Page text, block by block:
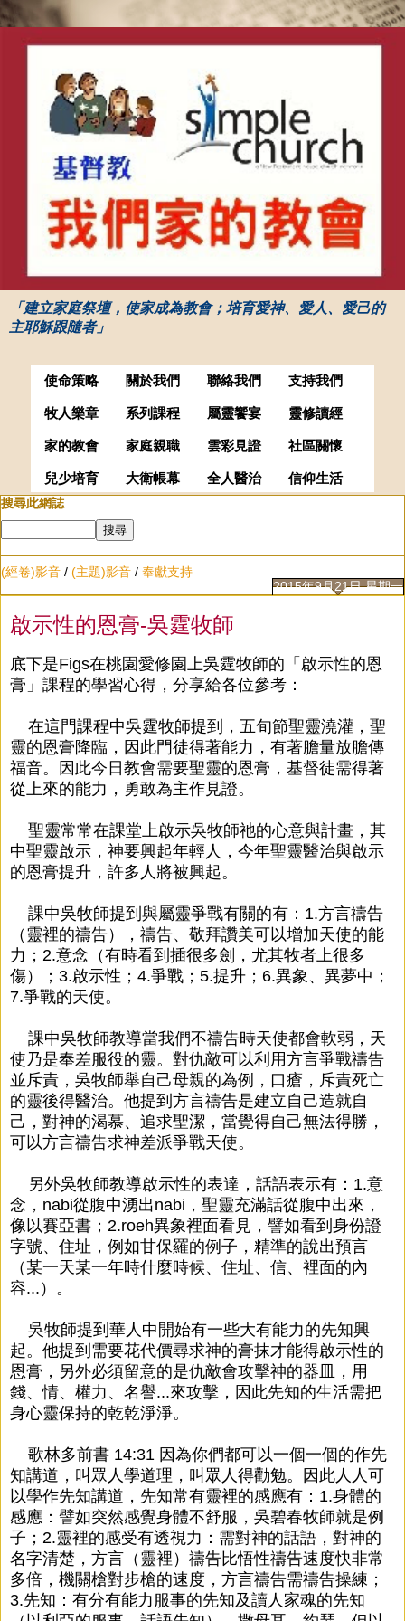
「建立家庭祭壇，使家成為教會；培育愛神、愛人、愛己的
主耶穌跟隨者」
使命策略 關於我們 聯絡我們 支持我們
牧人樂章 系列課程 屬靈饗宴 靈修讀經
家的教會 家庭親職 雲彩見證 社區關懷
兒少培育 大衛帳幕 全人醫治
信仰生活
搜尋此網誌
(經卷)影音 / (主題)影音 / 奉獻支持
2015年9月21日 星期一
啟示性的恩膏-吳霆牧師
底下是Figs在桃園愛修園上吳霆牧師的「啟示性的恩
膏」課程的學習心得，分享給各位參考：
在這門課程中吳霆牧師提到，五旬節聖靈澆灌，聖
靈的恩膏降臨，因此門徒得著能力，有著膽量放膽傳
福音。因此今日教會需要聖靈的恩膏，基督徒需得著
從上來的能力，勇敢為主作見證。
聖靈常常在課堂上啟示吳牧師祂的心意與計畫，其
中聖靈啟示，神要興起年輕人，今年聖靈醫治與啟示
的恩膏提升，許多人將被興起。
課中吳牧師提到與屬靈爭戰有關的有：1.方言禱告
（靈裡的禱告），禱告、敬拜讚美可以增加天使的能
力；2.意念（有時看到插很多劍，尤其牧者上很多
傷）；3.啟示性；4.爭戰；5.提升；6.異象、異夢中；
7.爭戰的天使。
課中吳牧師教導當我們不禱告時天使都會軟弱，天
使乃是奉差服役的靈。對仇敵可以利用方言爭戰禱告
並斥責，吳牧師舉自己母親的為例，口瘡，斥責死亡
的靈後得醫治。他提到方言禱告是建立自己造就自
己，對神的渴慕、追求聖潔，當覺得自己無法得勝，
可以方言禱告求神差派爭戰天使。
另外吳牧師教導啟示性的表達，話語表示有：1.意
念，nabi從腹中湧出nabi，聖靈充滿話從腹中出來，
像以賽亞書；2.roeh異象裡面看見，譬如看到身份證
字號、住址，例如甘保羅的例子，精準的說出預言
（某一天某一年時什麼時候、住址、信、裡面的內
容...）。
吳牧師提到華人中開始有一些大有能力的先知興
起。他提到需要花代價尋求神的膏抹才能得啟示性的
恩膏，另外必須留意的是仇敵會攻擊神的器皿，用
錢、情、權力、名譽...來攻擊，因此先知的生活需把
身心靈保持的乾乾淨淨。
歌林多前書 14:31 因為你們都可以一個一個的作先
知講道，叫眾人學道理，叫眾人得勸勉。因此人人可
以學作先知講道，先知常有靈裡的感應有：1.身體的
感應：譬如突然感覺身體不舒服，吳碧春牧師就是例
子；2.靈裡的感受有透視力：需對神的話語，對神的
名字清楚，方言（靈裡）禱告比悟性禱告速度快非常
多倍，機關槍對步槍的速度，方言禱告需禱告操練；
3.先知：有分有能力服事的先知及讀人家魂的先知